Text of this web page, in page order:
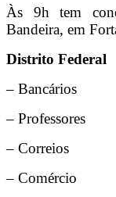
Às 9h tem
Bandeira, em
Distrito Federal
– Bancários
– Professores
– Correios
– Comércio